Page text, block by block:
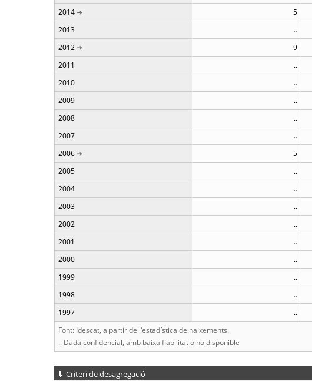
2014
5
2013
..
2012
9
2011
..
2010
..
2009
..
2008
..
2007
..
2006
5
2005
..
2004
..
2003
..
2002
..
2001
..
2000
..
1999
..
1998
..
1997
..
Font: Idescat, a partir de l'estadística de naixements.
.. Dada confidencial, amb baixa fiabilitat o no disponible
Criteri de desagregació